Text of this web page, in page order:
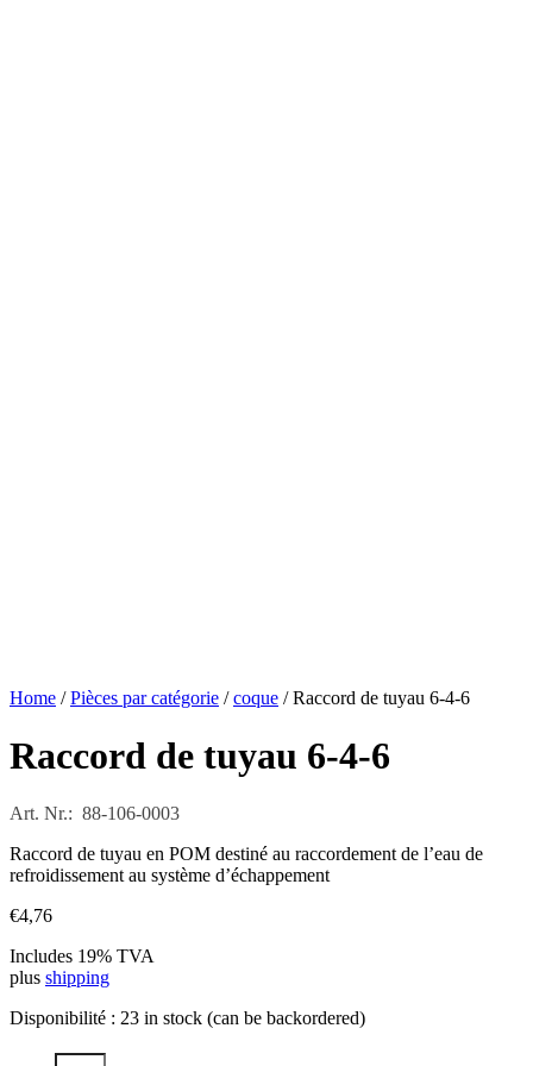
Home /Pièces par catégorie /coque / Raccord de tuyau 6-4-6
Raccord de tuyau 6-4-6
Art. Nr.: 88-106-0003
Raccord de tuyau en POM destiné au raccordement de l’eau de
refroidissement au système d’échappement
€4,76
Includes 19% TVA
plus shipping
Disponibilité : 23 in stock (can be backordered)